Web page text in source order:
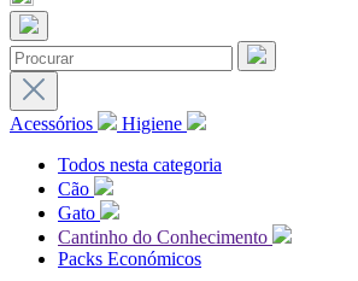
Acessórios
Higiene
Todos nesta categoria
Cão
Gato
Cantinho do Conhecimento
Packs Económicos